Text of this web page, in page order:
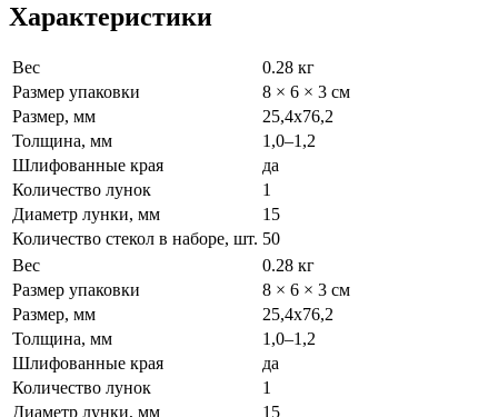
Характеристики
Вес
0.28 кг
Размер упаковки
8 × 6 × 3 см
Размер, мм
25,4x76,2
Толщина, мм
1,0–1,2
Шлифованные края
да
Количество лунок
1
Диаметр лунки, мм
15
Количество стекол в наборе, шт. 50
Вес
0.28 кг
Размер упаковки
8 × 6 × 3 см
Размер, мм
25,4x76,2
Толщина, мм
1,0–1,2
Шлифованные края
да
Количество лунок
1
Диаметр лунки, мм
15